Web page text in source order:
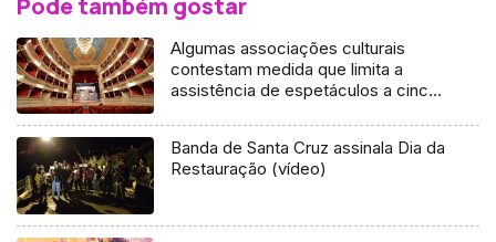
Algumas associações culturais
contestam medida que limita a
assistência de espetáculos a cinco
Banda de Santa Cruz assinala Dia da
Restauração (vídeo)